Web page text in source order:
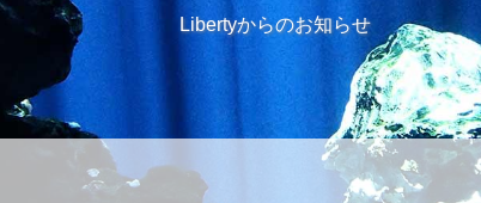
Libertyからのお知らせ